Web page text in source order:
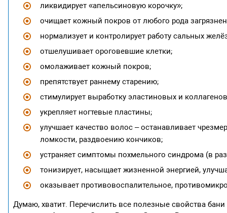
ликвидирует «апельсиновую корочку»;
очищает кожный покров от любого рода
нормализует и контролирует работу сальных
отшелушивает ороговевшие клетки;
омолаживает кожный покров;
препятствует раннему старению;
стимулирует выработку эластиновых и
укрепляет ногтевые пластины;
улучшает качество волос – останавливает
ломкости, раздвоению кончиков;
устраняет симптомы похмельного синдрома (в
тонизирует, насыщает жизненной энергией,
оказывает противовоспалительное,
Думаю, хватит. Перечислить все полезные свойства